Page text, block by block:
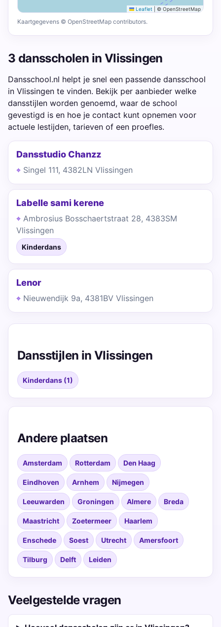
Leaflet © OpenStreetMap
Kaartgegevens © OpenStreetMap contributors.
3 dansscholen in Vlissingen
Dansschool.nl helpt je snel een passende dansschool
in Vlissingen te vinden. Bekijk per aanbieder welke
dansstijlen worden genoemd, waar de school
gevestigd is en hoe je contact kunt opnemen voor
actuele lestijden, tarieven of een proefles.
Dansstudio Chanzz
Singel 111, 4382LN Vlissingen
Labelle sami kerene
Ambrosius Bosschaertstraat 28, 4383SM
Vlissingen
Kinderdans
Lenor
Nieuwendijk 9a, 4381BV Vlissingen
Dansstijlen in Vlissingen
Kinderdans (1)
Andere plaatsen
Amsterdam Rotterdam Den Haag
Eindhoven Arnhem Nijmegen
Leeuwarden Groningen Almere Breda
Maastricht Zoetermeer Haarlem
Enschede Soest Utrecht Amersfoort
Tilburg Delft Leiden
Veelgestelde vragen